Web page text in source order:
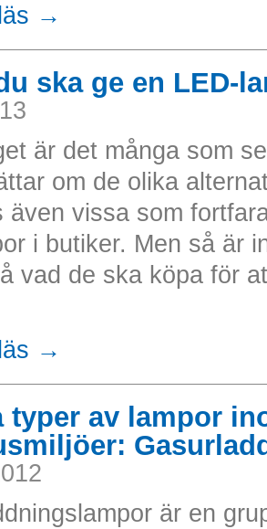
→
ska ge en LED-
är det många som
om de olika
även vissa som
i butiker. Men så är
vad de ska köpa för
→
typer av lampor
är en